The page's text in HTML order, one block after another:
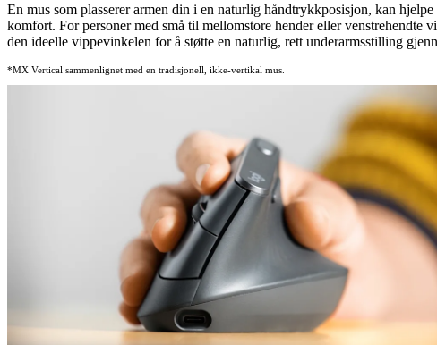
En mus som plasserer armen din i en naturlig håndtrykkposisjon, kan
komfort. For personer med små til mellomstore hender eller venstrehendte
den ideelle vippevinkelen for å støtte en naturlig, rett underarmsstilling
*MX Vertical sammenlignet med en tradisjonell, ikke-vertikal mus.